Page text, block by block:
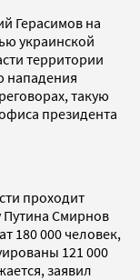
Герасимов на
украинской
территории
нападения
такую
президента
проходит
Путина Смирнов
180 000 человек,
121 000
заявил